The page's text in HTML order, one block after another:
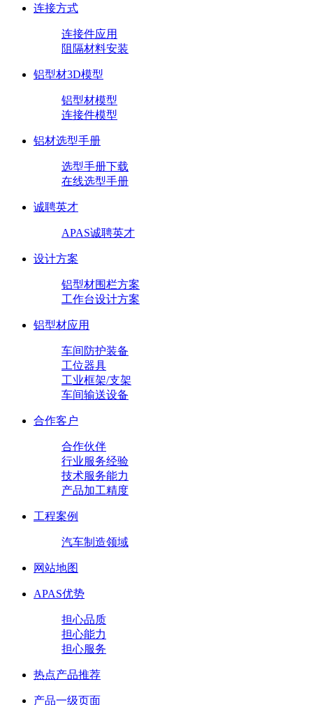
连接方式
连接件应用
阻隔材料安装
铝型材3D模型
铝型材模型
连接件模型
铝材选型手册
选型手册下载
在线选型手册
诚聘英才
APAS诚聘英才
设计方案
铝型材围栏方案
工作台设计方案
铝型材应用
车间防护装备
工位器具
工业框架/支架
车间输送设备
合作客户
合作伙伴
行业服务经验
技术服务能力
产品加工精度
工程案例
汽车制造领域
网站地图
APAS优势
担心品质
担心能力
担心服务
热点产品推荐
产品一级页面